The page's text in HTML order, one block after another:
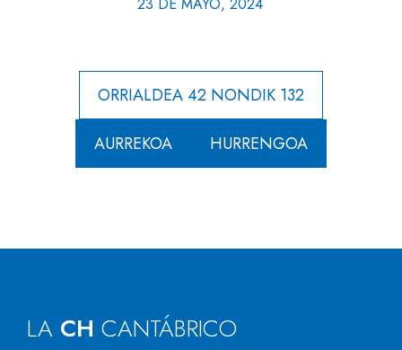
ORRIALDEA 42 NONDIK 132
AURREKOA HURRENGOA
LA CH CANTÁBRICO